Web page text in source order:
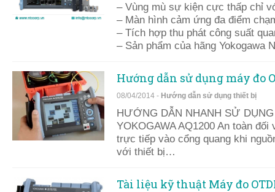
– Vùng mù sự kiện cực thấp chỉ
– Màn hình cảm ứng đa điểm
– Tích hợp thu phát công suất
– Sản phẩm của hãng Yokogawa
Hướng dẫn sử dụng máy đo
08/04/2014 - Hướng dẫn sử dụng thiết bị
HƯỚNG DẪN NHANH SỬ
YOKOGAWA AQ1200 An toàn
trực tiếp vào cổng quang khi
với thiết bị…
Tài liệu kỹ thuật Máy đo